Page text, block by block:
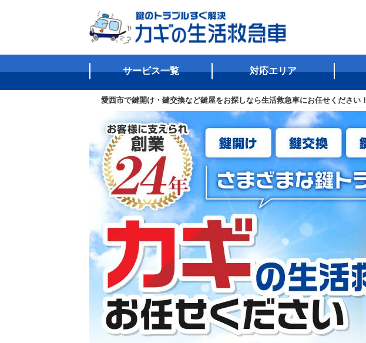
サービス一覧 対応エリア
愛西市で鍵開け・鍵交換など鍵屋をお探しなら生活救急車にお任せください！